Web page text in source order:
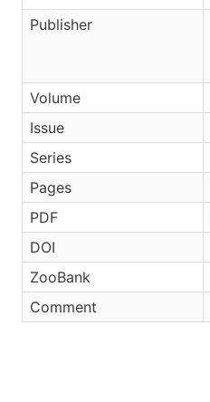
Publisher
Volume
Issue
Series
Pages
PDF
DOI
ZooBank
Comment